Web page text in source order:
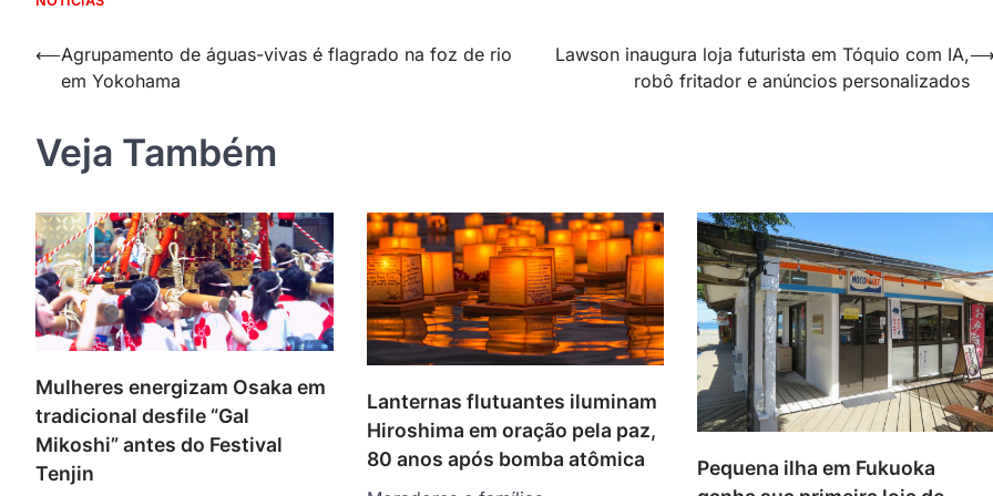
Navegação
de
⟵Agrupamento de águas-vivas é flagrado na foz de rio
em Yokohama
Lawson inaugura loja futurista em Tóquio com IA,
robô fritador e anúncios personalizados
Veja Também
Mulheres energizam Osaka em
tradicional desfile “Gal
Mikoshi” antes do Festival
Tenjin
Lanternas flutuantes iluminam
Hiroshima em oração pela paz,
80 anos após bomba atômica
Pequena ilha em Fukuoka